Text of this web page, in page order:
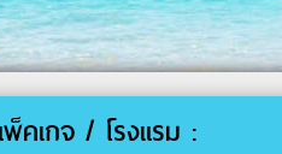
คเกจ / โรงแรม :